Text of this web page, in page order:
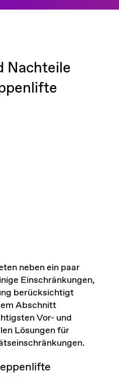
Nachteile
neben ein paar
Einschränkungen,
berücksichtigt
Abschnitt
Vor- und
Lösungen für